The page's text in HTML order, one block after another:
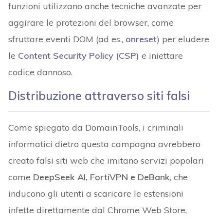
funzioni utilizzano anche tecniche avanzate per
aggirare le protezioni del browser, come
sfruttare eventi DOM (ad es., onreset) per eludere
le Content Security Policy (CSP) e iniettare
codice dannoso.
Distribuzione attraverso siti falsi
Come spiegato da DomainTools, i criminali
informatici dietro questa campagna avrebbero
creato falsi siti web che imitano servizi popolari
come DeepSeek AI, FortiVPN e DeBank, che
inducono gli utenti a scaricare le estensioni
infette direttamente dal Chrome Web Store,